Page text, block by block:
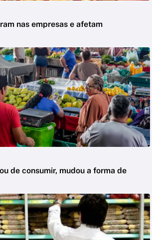
nas empresas e afetam
de consumir, mudou a forma de